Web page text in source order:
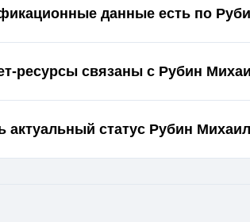
данные есть по
ресурсы связаны с Рубин
актуальный статус Рубин